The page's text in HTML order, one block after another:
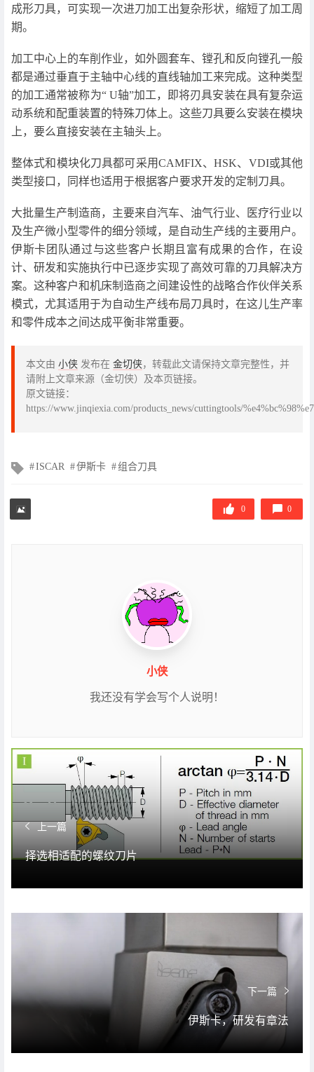
成形刀具，可实现一次进刀加工出复杂形状，缩短了加工周
期。
加工中心上的车削作业，如外圆套车、镗孔和反向镗孔一般
都是通过垂直于主轴中心线的直线轴加工来完成。这种类型
的加工通常被称为“ U轴”加工，即将刃具安装在具有复杂运
动系统和配重装置的特殊刀体上。这些刀具要么安装在模块
上，要么直接安装在主轴头上。
整体式和模块化刀具都可采用CAMFIX、HSK、VDI或其他
类型接口，同样也适用于根据客户要求开发的定制刀具。
大批量生产制造商，主要来自汽车、油气行业、医疗行业以
及生产微小型零件的细分领域，是自动生产线的主要用户。
伊斯卡团队通过与这些客户长期且富有成果的合作，在设
计、研发和实施执行中已逐步实现了高效可靠的刀具解决方
案。这种客户和机床制造商之间建设性的战略合作伙伴关系
模式，尤其适用于为自动生产线布局刀具时，在这儿生产率
和零件成本之间达成平衡非常重要。
本文由 小侠 发布在 金切侠，转载此文请保持文章完整性，并
请附上文章来源（金切侠）及本页链接。
原文链接：
https://www.jinqiexia.com/products_news/cuttingtools/
文
签
ISCAR 伊斯卡 组合刀具
0 0
小侠
我还没有学会写个人说明！
上一篇
择选相适配的螺纹刀片
下一篇
伊斯卡，研发有章法